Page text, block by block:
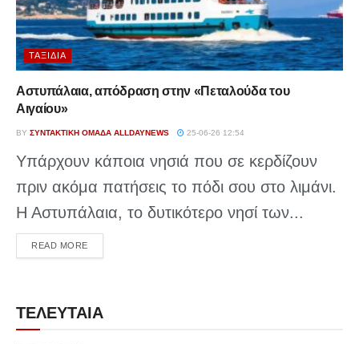
ΤΑΞΊΔΙΑ
Αστυπάλαια, απόδραση στην «Πεταλούδα του
Αιγαίου»
BY ΣΥΝΤΑΚΤΙΚΉ ΟΜΆΔΑ ALLDAYNEWS 25-06-26 12:54
Υπάρχουν κάποια νησιά που σε κερδίζουν
πριν ακόμα πατήσεις το πόδι σου στο λιμάνι.
Η Αστυπάλαια, το δυτικότερο νησί των...
READ MOREDETAILS
ΤΕΛΕΥΤΑΙΑ